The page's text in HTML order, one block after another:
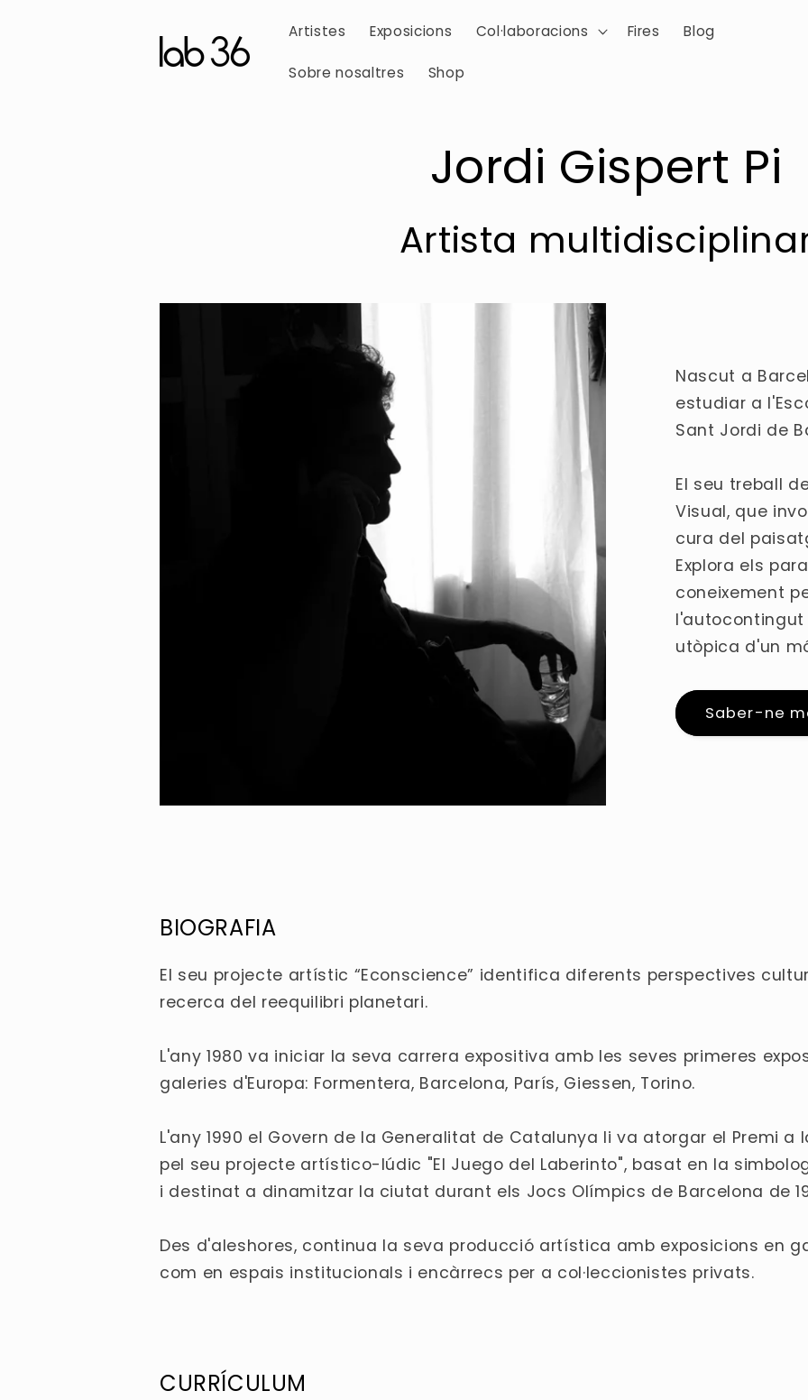
Artistes Exposicions Col·laboracions Fires Blog
Sobre nosaltres Shop
Jordi Gispert Pi
Artista
Nascut a
estudiar a
Sant Jordi de
El seu treball
Visual, que
cura del
Explora els
coneixement
utòpica d'un
Saber-ne
BIOGRAFIA
El seu projecte artístic “Econscience” identifica diferents perspectives
recerca del reequilibri planetari.
L'any 1980 va iniciar la seva carrera expositiva amb les seves primeres
galeries d'Europa: Formentera, Barcelona, ​​París, Giessen, Torino.
L'any 1990 el Govern de la Generalitat de Catalunya li va atorgar el Premi a
pel seu projecte artístico-lúdic "El Juego del Laberinto", basat en la
i destinat a dinamitzar la ciutat durant els Jocs Olímpics de Barcelona de
Des d'aleshores, continua la seva producció artística amb exposicions en
com en espais institucionals i encàrrecs per a col·leccionistes privats.
CURRÍCULUM